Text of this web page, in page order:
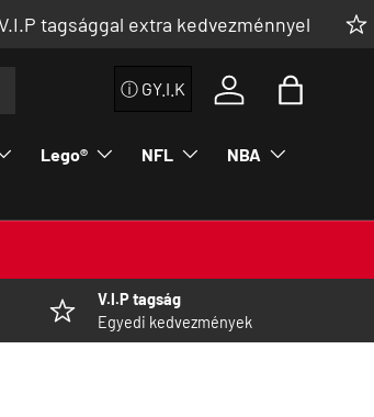
extra kedvezménnyel 👉
ⓘ GY.I.K
Bejelentkezés a
Táska
Lego® NFL NBA
V.I.P tagság
Egyedi kedvezmények